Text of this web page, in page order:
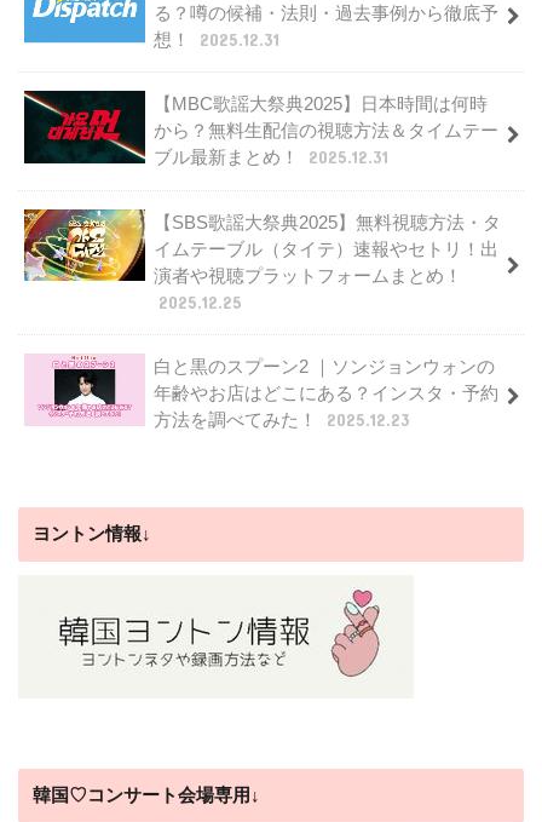
る？噂の候補・法則・過去事例から徹底予
想！
2025.12.31
【MBC歌謡大祭典2025】日本時間は何時
から？無料生配信の視聴方法＆タイムテー
ブル最新まとめ！
2025.12.31
【SBS歌謡大祭典2025】無料視聴方法・タ
イムテーブル（タイテ）速報やセトリ！出
演者や視聴プラットフォームまとめ！
2025.12.25
白と黒のスプーン2 ｜ソンジョンウォンの
年齢やお店はどこにある？インスタ・予約
方法を調べてみた！
2025.12.23
ヨントン情報↓
韓国♡コンサート会場専用↓